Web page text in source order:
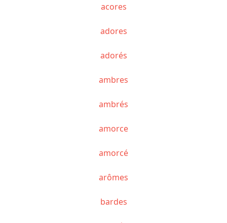
acores
adores
adorés
ambres
ambrés
amorce
amorcé
arômes
bardes